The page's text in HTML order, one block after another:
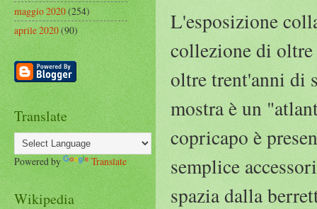
L'esposizione
collezione di oltre
oltre trent'anni di
mostra è un
copricapo è
semplice
spazia dalla
maggio 2020(254)
aprile 2020(90)
Translate
Powered by Translate
Wikipedia